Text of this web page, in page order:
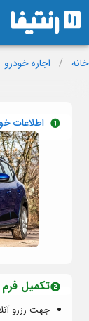
خانه / اجاره خودرو
اطلاعات
تکمیل فرم
جهت رزرو